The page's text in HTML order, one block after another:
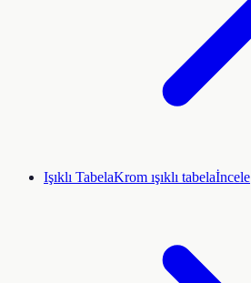
Işıklı TabelaKrom ışıklı tabelaİncele